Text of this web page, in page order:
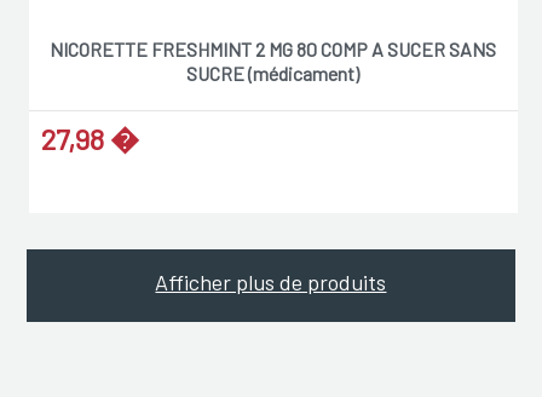
NICORETTE FRESHMINT 2 MG 80 COMP A SUCER SANS
SUCRE (médicament)
27,98 �
Afficher plus de produits